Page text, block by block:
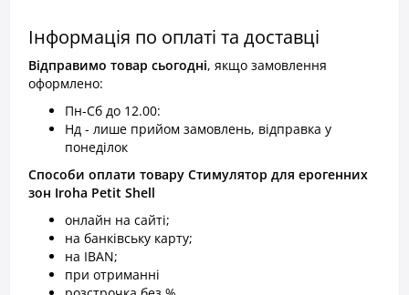
Інформація по оплаті та доставці
Відправимо товар сьогодні, якщо замовлення
оформлено:
Пн-Сб до 12.00:
Нд - лише прийом замовлень, відправка у
понеділок
Способи оплати товару Стимулятор для ерогенних
зон Iroha Petit Shell
онлайн на сайті;
на банківську карту;
на IBAN;
при отриманні